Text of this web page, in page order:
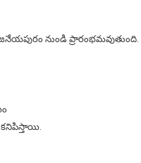
నుండి ప్రారంభమవుతుంది.